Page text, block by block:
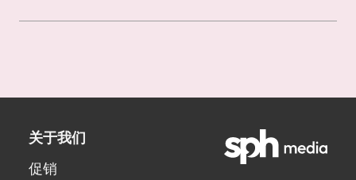
关于我们
促销